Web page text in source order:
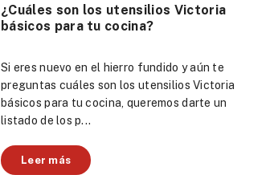
¿Cuáles son los utensilios Victoria
básicos para tu cocina?
Si eres nuevo en el hierro fundido y aún te
preguntas cuáles son los utensilios Victoria
básicos para tu cocina, queremos darte un
listado de los p...
Leer más